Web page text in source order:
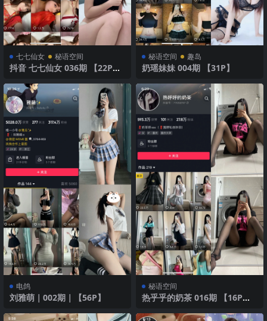
七七仙女 秘语空间
抖音 七七仙女 036期 【22P】
秘语空间 趣岛
奶瑶妹妹 004期 【31P】
电鸽
刘雅萌｜002期｜【56P】
秘语空间
热乎乎的奶茶 016期 【16P】2